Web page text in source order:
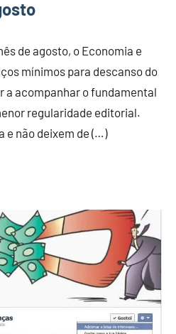
de agosto, o Economia e
mínimos para descanso do
a acompanhar o fundamental
regularidade editorial.
e não deixem de (…)